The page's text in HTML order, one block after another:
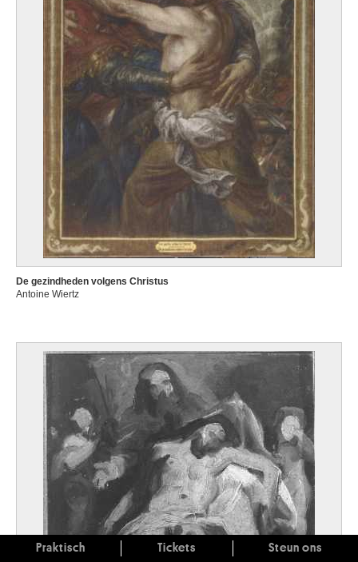
De gezindheden volgens Christus
Antoine Wiertz
Praktisch Tickets Steun ons